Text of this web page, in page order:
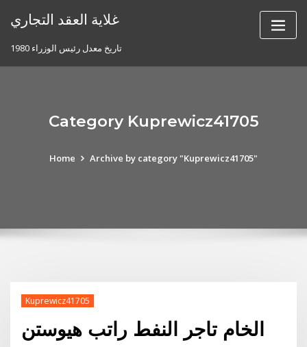
غلاية العقد التجاري
تاريخ معدل رئيس الوزراء 1980
Category Kuprewicz41705
Home Archive by category "Kuprewicz41705"
Kuprewicz41705
الخام تاجر النفط راتب هيوستن